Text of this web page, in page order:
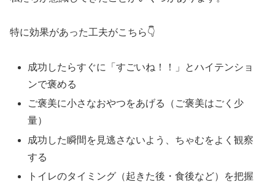
特に効果があった工夫がこちら👇
成功したらすぐに「すごいね！！」とハイテンショ
ンで褒める
ご褒美に小さなおやつをあげる（ご褒美はごく少
量）
成功した瞬間を見逃さないよう、ちゃむをよく観察
する
トイレのタイミング（起きた後・食後など）を把握